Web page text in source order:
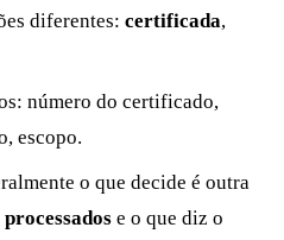
diferentes: certificada,
número do certificado,
escopo.
o que decide é outra
processados e o que diz o